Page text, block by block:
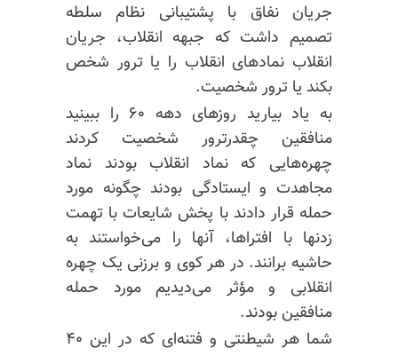
جریان نفاق با پشتیبانی نظام سلطه
تصمیم داشت که جبهه انقلاب، جریان
انقلاب نمادهای انقلاب را یا ترور شخص
بکند یا ترور شخصیت.
به یاد بیارید روزهای دهه ۶۰ را ببینید
منافقین چقدرترور شخصیت کردند
چهره‌هایی که نماد انقلاب بودند نماد
مجاهدت و ایستادگی بودند چگونه مورد
حمله قرار دادند با پخش شایعات با تهمت
زدنها با افتراها، آنها را می‌خواستند به
حاشیه برانند. در هر کوی و برزنی یک چهره
انقلابی و مؤثر می‌دیدیم مورد حمله
منافقین بودند.
شما هر شیطنتی و فتنه‌ای که در این ۴۰